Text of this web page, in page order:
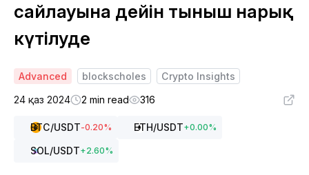
сайлауына дейін тыныш нарық
күтілуде
Advanced blockscholes
Crypto Insights
24 қаз 2024
2 min read 316
BTC/USDT-0.20% ETH/USDT+0.00%
SOL/USDT+2.60%